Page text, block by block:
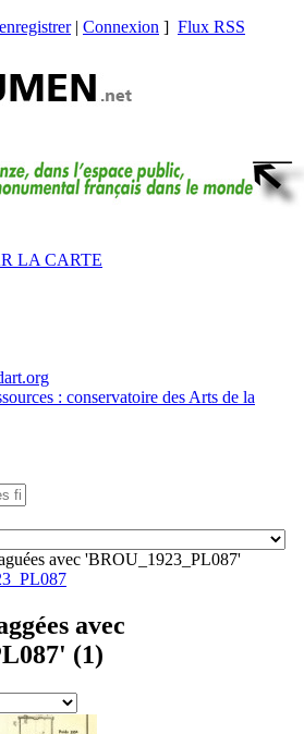
| Connexion ] Flux RSS
LA CARTE
: conservatoire des Arts de la
avec 'BROU_1923_PL087'
avec
(1)